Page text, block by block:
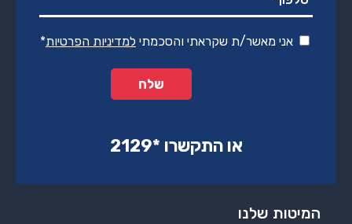
אני מאשר/ת שקראתי והסכמתי למדיניות הפרטיות*
או התקשרו ‏*2129‏
המיטות שלנו